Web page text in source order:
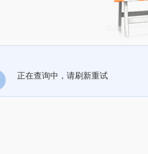
正在查询中，请刷新重试